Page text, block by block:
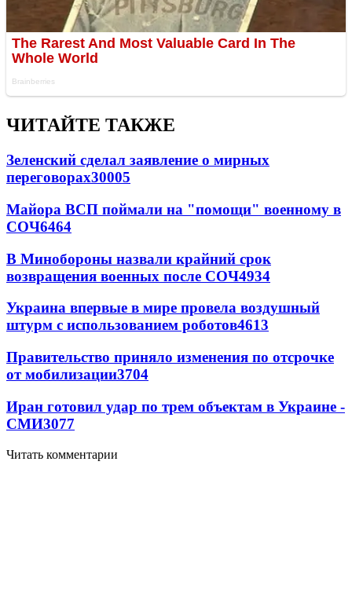
ЧИТАЙТЕ ТАКЖЕ
Зеленский сделал заявление о мирных
переговорах30005
Майора ВСП поймали на "помощи" военному в
СОЧ6464
В Минобороны назвали крайний срок
возвращения военных после СОЧ4934
Украина впервые в мире провела воздушный
штурм с использованием роботов4613
Правительство приняло изменения по отсрочке
от мобилизации3704
Иран готовил удар по трем объектам в Украине -
СМИ3077
Читать комментарии